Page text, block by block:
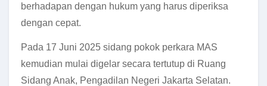
berhadapan dengan hukum yang harus diperiksa
dengan cepat.
Pada 17 Juni 2025 sidang pokok perkara MAS
kemudian mulai digelar secara tertutup di Ruang
Sidang Anak, Pengadilan Negeri Jakarta Selatan.